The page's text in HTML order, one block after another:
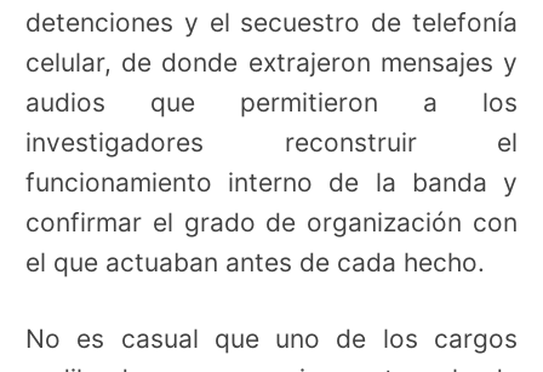
detenciones y el secuestro de telefonía
celular, de donde extrajeron mensajes y
audios que permitieron a los
investigadores reconstruir el
funcionamiento interno de la banda y
confirmar el grado de organización con
el que actuaban antes de cada hecho.
No es casual que uno de los cargos